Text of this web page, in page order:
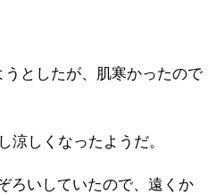
としたが、肌寒かったので
涼しくなったようだ。
ろいしていたので、遠くか